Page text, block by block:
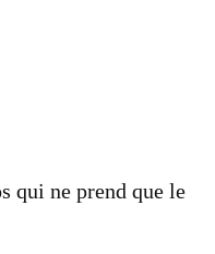
qui ne prend que le